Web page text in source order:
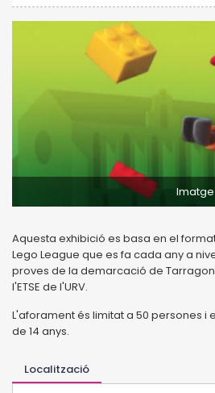
Aquesta exhibició es basa en el
Lego League que es fa cada any a
proves de la demarcació de
l'ETSE de l'URV.
L'aforament és limitat a 50 persones i
de 14 anys.
Localització